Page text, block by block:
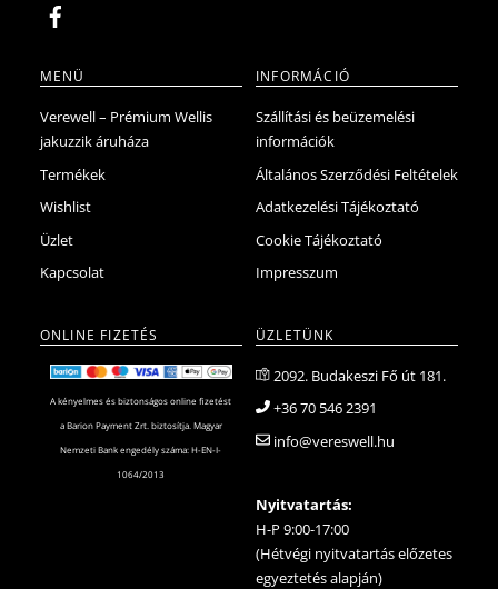
MENÜ
Verewell – Prémium Wellis
jakuzzik áruháza
Termékek
Wishlist
Üzlet
Kapcsolat
INFORMÁCIÓ
Szállítási és beüzemelési
információk
Általános Szerződési Feltételek
Adatkezelési Tájékoztató
Cookie Tájékoztató
Impresszum
ONLINE FIZETÉS
A kényelmes és biztonságos online fizetést
a Barion Payment Zrt. biztosítja. Magyar
Nemzeti Bank engedély száma: H-EN-I-
1064/2013
ÜZLETÜNK
2092. Budakeszi Fő út 181.
+36 70 546 2391
info@vereswell.hu
Nyitvatartás:
H-P 9:00-17:00
(Hétvégi nyitvatartás előzetes
egyeztetés alapján)